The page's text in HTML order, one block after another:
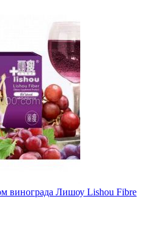
винограда Лишоу Lishou Fibre